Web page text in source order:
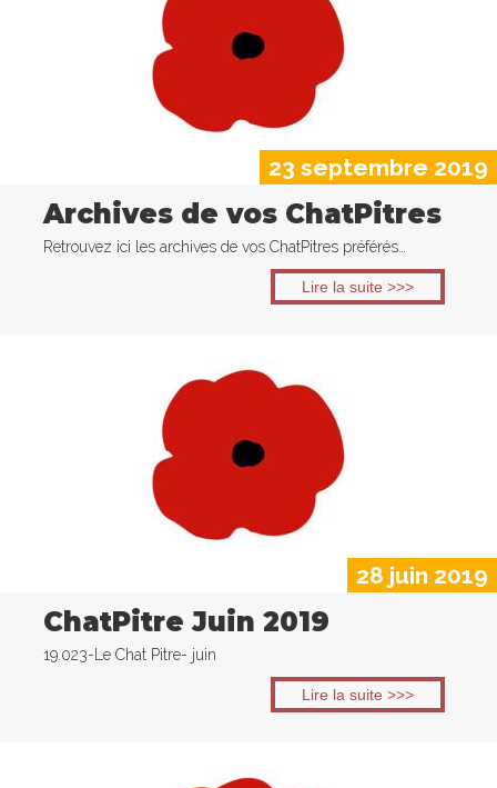
23 septembre 2019
Archives de vos ChatPitres
Retrouvez ici les archives de vos ChatPitres préférés…
Lire la suite >>>
28 juin 2019
ChatPitre Juin 2019
19.023-Le Chat Pitre- juin
Lire la suite >>>